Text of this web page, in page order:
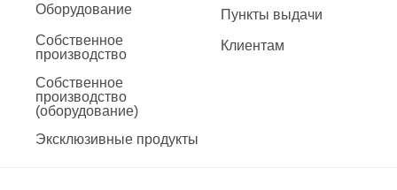
Оборудование
Собственное
производство
Собственное
производство
(оборудование)
Эксклюзивные продукты
Пункты выдачи
Клиентам